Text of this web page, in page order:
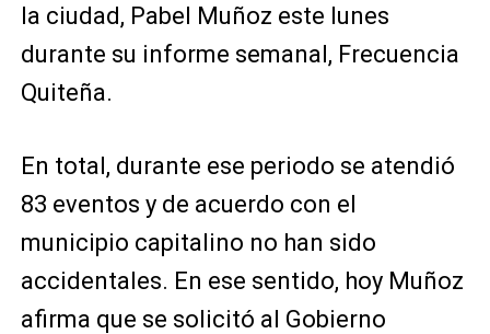
la ciudad, Pabel Muñoz este lunes
durante su informe semanal, Frecuencia
Quiteña.
En total, durante ese periodo se atendió
83 eventos y de acuerdo con el
municipio capitalino no han sido
accidentales. En ese sentido, hoy Muñoz
afirma que se solicitó al Gobierno